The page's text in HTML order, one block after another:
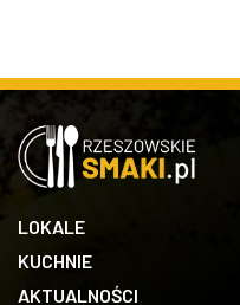
LOKALE
KUCHNIE
AKTUALNOŚCI